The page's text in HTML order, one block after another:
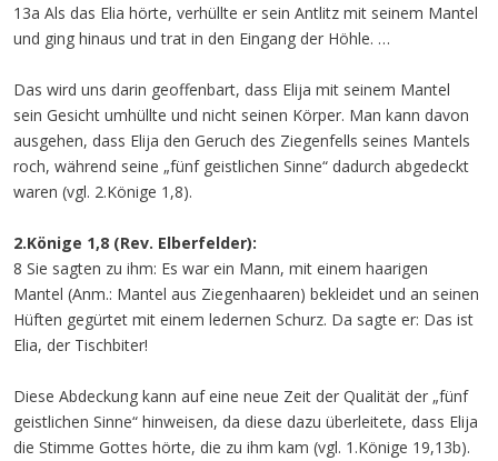
13a Als das Elia hörte, verhüllte er sein Antlitz mit seinem Mantel
und ging hinaus und trat in den Eingang der Höhle. …
Das wird uns darin geoffenbart, dass Elija mit seinem Mantel
sein Gesicht umhüllte und nicht seinen Körper. Man kann davon
ausgehen, dass Elija den Geruch des Ziegenfells seines Mantels
roch, während seine „fünf geistlichen Sinne“ dadurch abgedeckt
waren (vgl. 2.Könige 1,8).
2.Könige 1,8 (Rev. Elberfelder):
8 Sie sagten zu ihm: Es war ein Mann, mit einem haarigen
Mantel (Anm.: Mantel aus Ziegenhaaren) bekleidet und an seinen
Hüften gegürtet mit einem ledernen Schurz. Da sagte er: Das ist
Elia, der Tischbiter!
Diese Abdeckung kann auf eine neue Zeit der Qualität der „fünf
geistlichen Sinne“ hinweisen, da diese dazu überleitete, dass Elija
die Stimme Gottes hörte, die zu ihm kam (vgl. 1.Könige 19,13b).